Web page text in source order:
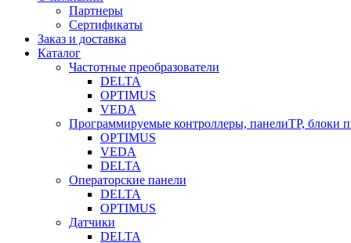
Партнеры
Сертификаты
Заказ и доставка
Каталог
Частотные преобразователи
DELTA
OPTIMUS
VEDA
Программируемые контроллеры, панелиTP, блоки
OPTIMUS
VEDA
DELTA
Операторские панели
DELTA
OPTIMUS
Датчики
DELTA